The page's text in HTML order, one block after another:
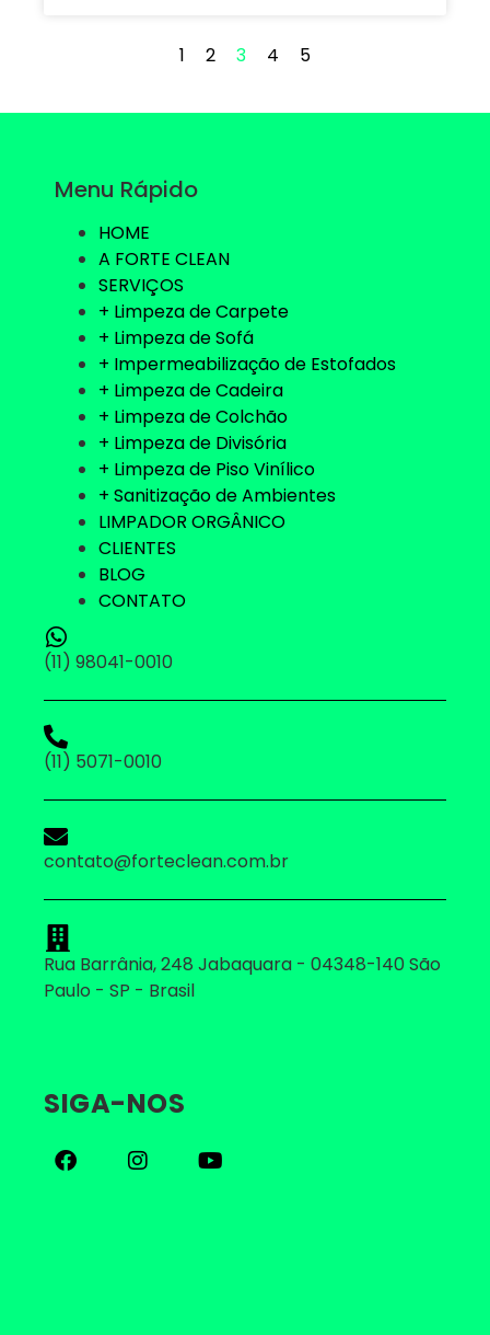
1 2 3 4 5
Menu Rápido
HOME
A FORTE CLEAN
SERVIÇOS
+ Limpeza de Carpete
+ Limpeza de Sofá
+ Impermeabilização de Estofados
+ Limpeza de Cadeira
+ Limpeza de Colchão
+ Limpeza de Divisória
+ Limpeza de Piso Vinílico
+ Sanitização de Ambientes
LIMPADOR ORGÂNICO
CLIENTES
BLOG
CONTATO
(11) 98041-0010
(11) 5071-0010
contato@forteclean.com.br
Rua Barrânia, 248 Jabaquara - 04348-140 São
Paulo - SP - Brasil
SIGA-NOS